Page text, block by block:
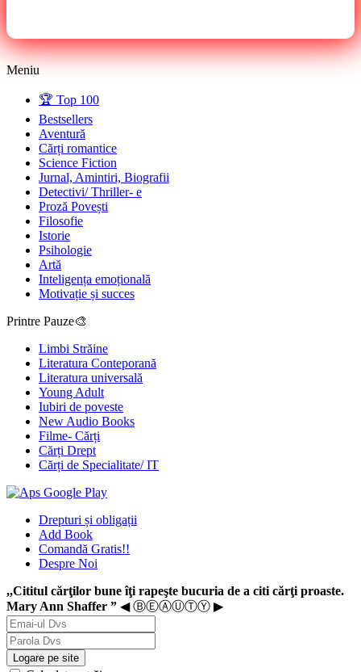
Meniu
🏆 Top 100
Bestsellers
Aventură
Cărți romantice
Science Fiction
Jurnal, Amintiri, Biografii
Detectivi/ Thriller- e
Proză Povești
Filosofie
Istorie
Psihologie
Artă
Inteligența emoțională
Motivație și succes
Printre Pauze🎨
Limbi Străine
Literatura Conteporană
Literatura universală
Young Adult
Iubiri de poveste
New Audio Books
Filme- Cărți
Cărți Drept
Cărți de Specialitate/ IT
Drepturi și obligații
Add Book
Comandă Gratis!!
Despre Noi
,,Cititul cărţilor bune îţi rapeşte bucuria de a citi cărţi proaste.
Mary Ann Shaffer ” ◀ ⒷⒺⒶⓊⓉⓎ ▶
Logare pe site